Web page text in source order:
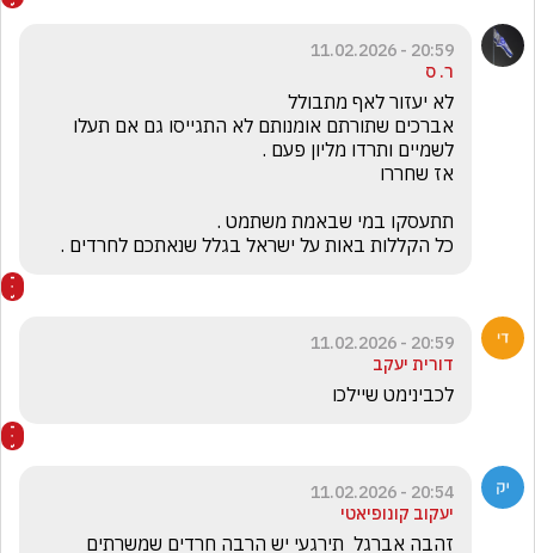
20:59 - 11.02.2026
ר. ס
כל הקללות באות על ישראל בגלל שנאתכם לחרדים .
20:59 - 11.02.2026
דורית יעקב
לכבינימט שיילכו
20:54 - 11.02.2026
יעקוב קונופיאטי